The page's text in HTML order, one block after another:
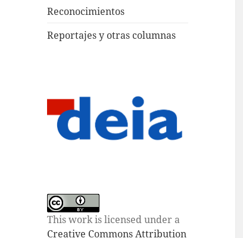
Reconocimientos
Reportajes y otras columnas
This work is licensed under a
Creative Commons Attribution